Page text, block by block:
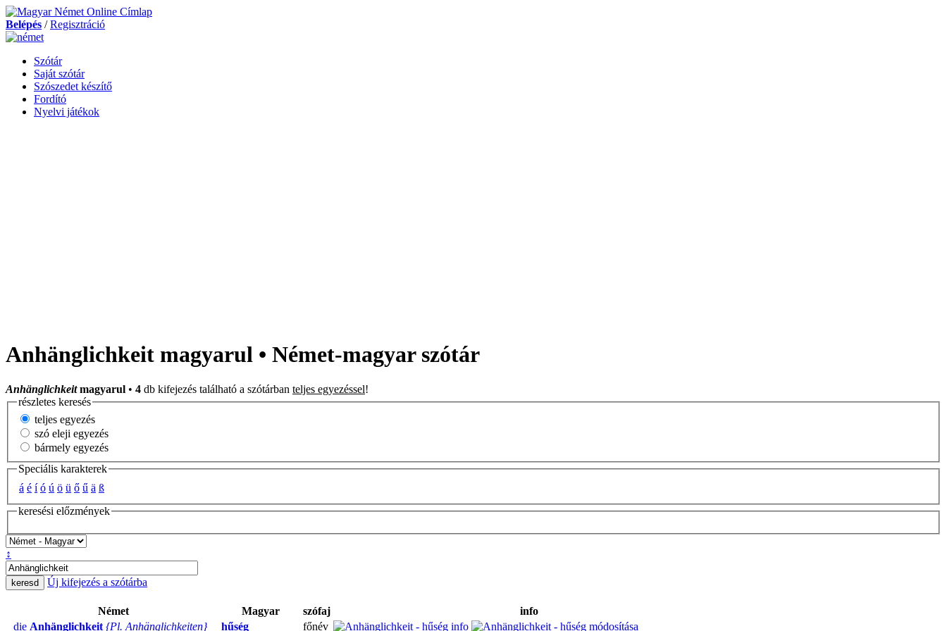
Belépés /Regisztráció
Szótár
Saját szótár
Szószedet készítő
Fordító
Nyelvi játékok
Anhänglichkeit magyarul • Német-magyar szótár
Anhänglichkeitmagyarul • 4 db kifejezés található a szótárban teljes egyezéssel!
részletes keresés
teljes egyezés
szó eleji egyezés
bármely egyezés
Speciális karakterek
á é í ó ú ö ü ő ű ä ß
keresési előzmények
↕
Új kifejezés a szótárba
Német Magyar szófaj
info
die Anhänglichkeit {Pl. Anhänglichkeiten} hűség főnév